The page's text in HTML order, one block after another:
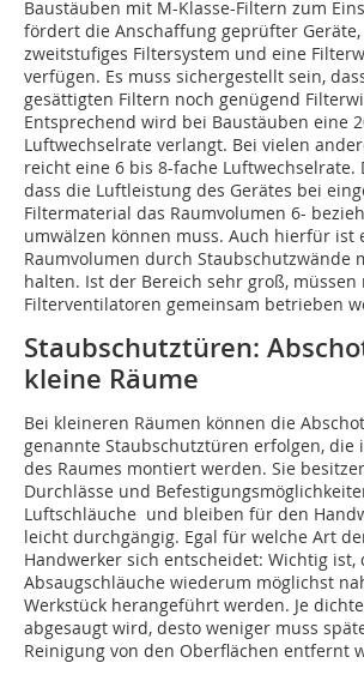
Baustäuben mit M-Klasse-Filtern zum
fördert die Anschaffung geprüfter
zweitstufiges Filtersystem und eine
verfügen. Es muss sichergestellt sein,
gesättigten Filtern noch genügend
Entsprechend wird bei Baustäuben eine
Luftwechselrate verlangt. Bei vielen
reicht eine 6 bis 8-fache Luftwechselrate.
dass die Luftleistung des Gerätes bei
Filtermaterial das Raumvolumen 6-
umwälzen können muss. Auch hierfür ist
Raumvolumen durch Staubschutzwände
halten. Ist der Bereich sehr groß, müssen
Filterventilatoren gemeinsam betrieben
Staubschutztüren:
kleine Räume
Bei kleineren Räumen können die
genannte Staubschutztüren erfolgen, die
des Raumes montiert werden. Sie
Durchlässe und
Luftschläuche und bleiben für den
leicht durchgängig. Egal für welche Art
Handwerker sich entscheidet: Wichtig ist,
Absaugschläuche wiederum möglichst
Werkstück herangeführt werden. Je
abgesaugt wird, desto weniger muss
Reinigung von den Oberflächen entfernt